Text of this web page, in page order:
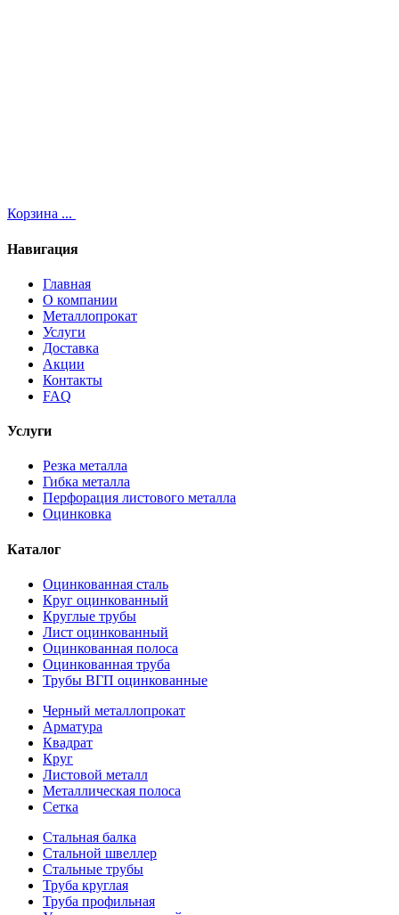
Корзина ...
Навигация
Главная
О компании
Металлопрокат
Услуги
Доставка
Акции
Контакты
FAQ
Услуги
Резка металла
Гибка металла
Перфорация листового металла
Оцинковка
Каталог
Оцинкованная сталь
Круг оцинкованный
Круглые трубы
Лист оцинкованный
Оцинкованная полоса
Оцинкованная труба
Трубы ВГП оцинкованные
Черный металлопрокат
Арматура
Квадрат
Круг
Листовой металл
Металлическая полоса
Сетка
Стальная балка
Стальной швеллер
Стальные трубы
Труба круглая
Труба профильная